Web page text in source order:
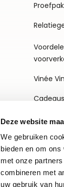
Deze website
We gebruiken
bieden en om
met onze
combineren met
uw gebruik van
Vinée
Cadeaus